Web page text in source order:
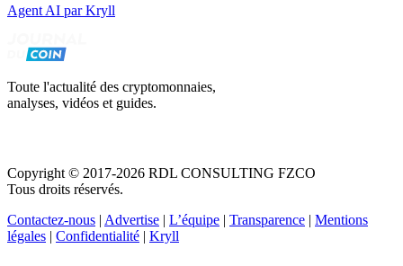
Agent AI par Kryll
Toute l'actualité des cryptomonnaies,
analyses, vidéos et guides.
Copyright © 2017-2026 RDL CONSULTING FZCO
Tous droits réservés.
Contactez-nous | Advertise | L’équipe | Transparence | Mentions
légales | Confidentialité | Kryll